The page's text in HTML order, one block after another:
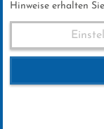
Alpiner
Erfolg
Hinweise erhalten